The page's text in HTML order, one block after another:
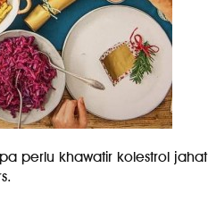
perlu khawatir kolestrol jahat